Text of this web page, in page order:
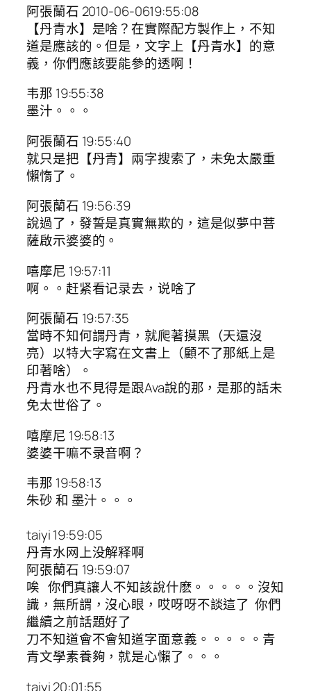
阿張蘭石 2010-06-0619:55:08
【丹青水】是啥？在實際配方製作上，不知
道是應該的。但是，文字上【丹青水】的意
義，你們應該要能參的透啊！
韦那 19:55:38
墨汁。。。
阿張蘭石 19:55:40
就只是把【丹青】兩字搜索了，未免太嚴重
懶惰了。
阿張蘭石 19:56:39
說過了，發誓是真實無欺的，這是似夢中菩
薩啟示婆婆的。
嘻摩尼 19:57:11
啊。。赶紧看记录去，说啥了
阿張蘭石 19:57:35
當時不知何謂丹青，就爬著摸黑（天還沒
亮）以特大字寫在文書上（顧不了那紙上是
印著啥）。
丹青水也不見得是跟Ava說的那，是那的話未
免太世俗了。
嘻摩尼 19:58:13
婆婆干嘛不录音啊？
韦那 19:58:13
朱砂 和 墨汁。。。
taiyi 19:59:05
丹青水网上没解释啊
阿張蘭石 19:59:07
唉 你們真讓人不知該說什麽。。。。。沒知
識，無所謂，沒心眼，哎呀呀不談這了 你們
繼續之前話題好了
刀不知道會不會知道字面意義。。。。。青
青文學素養夠，就是心懶了。。。
taiyi 20:01:55